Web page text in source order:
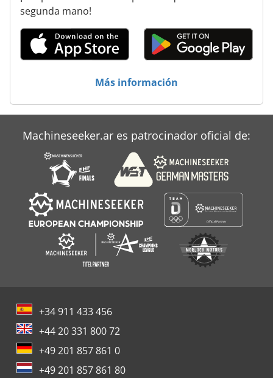
segunda mano!
Más información
Machineseeker.ar es patrocinador oficial de:
+34 911 433 456
+44 20 331 800 72
+49 201 857 861 0
+49 201 857 861 80